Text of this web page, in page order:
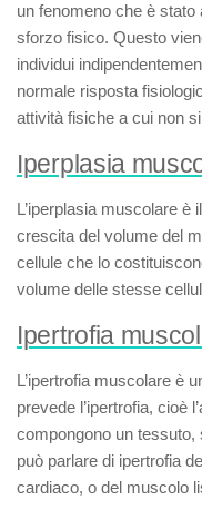
un fenomeno che è
sforzo fisico. Questo
individui
normale risposta
attività fisiche a cui non
Iperplasia
L’iperplasia muscolare è
crescita del volume del
cellule che lo
volume delle stesse
Ipertrofia
L’ipertrofia muscolare è
prevede l’ipertrofia, cioè
compongono un
può parlare di ipertrofia
cardiaco, o del muscolo